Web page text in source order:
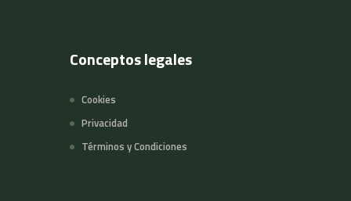
Conceptos legales
Cookies
Privacidad
Términos y Condiciones